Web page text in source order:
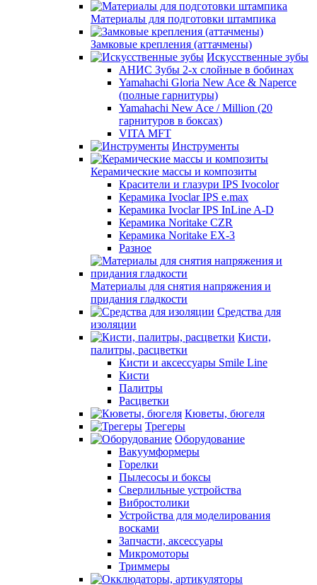
Материалы для подготовки штампика
Замковые крепления (аттачмены)
Искусственные зубы
АНИС Зубы 2-х слойные в бобинах
Yamahachi Gloria New Ace & Naperce
(полные гарнитуры)
Yamahachi New Ace / Million (20
гарнитуров в боксах)
VITA MFT
Инструменты
Керамические массы и композиты
Красители и глазури IPS Ivocolor
Керамика Ivoclar IPS e.max
Керамика Ivoclar IPS InLine A-D
Керамика Noritake CZR
Керамика Noritake EX-3
Разное
Материалы для снятия напряжения и
придания гладкости
Средства для
изоляции
Кисти,
палитры, расцветки
Кисти и аксессуары Smile Line
Кисти
Палитры
Расцветки
Кюветы, бюгеля
Трегеры
Оборудование
Вакуумформеры
Горелки
Пылесосы и боксы
Сверлильные устройства
Вибростолики
Устройства для моделирования
восками
Запчасти, аксессуары
Микромоторы
Триммеры